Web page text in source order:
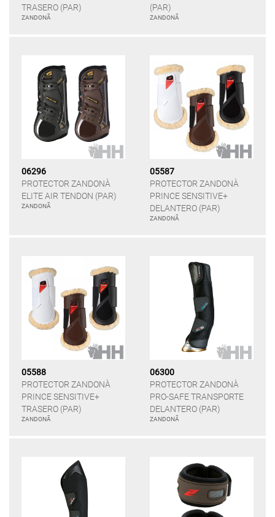
TRASERO (PAR)
ZANDONÃ
(PAR)
ZANDONÃ
06296
PROTECTOR ZANDONÀ
ELITE AIR TENDON (PAR)
ZANDONÃ
05587
PROTECTOR ZANDONÀ
PRINCE SENSITIVE+
DELANTERO (PAR)
ZANDONÃ
05588
PROTECTOR ZANDONÀ
PRINCE SENSITIVE+
TRASERO (PAR)
ZANDONÃ
06300
PROTECTOR ZANDONÀ
PRO-SAFE TRANSPORTE
DELANTERO (PAR)
ZANDONÃ